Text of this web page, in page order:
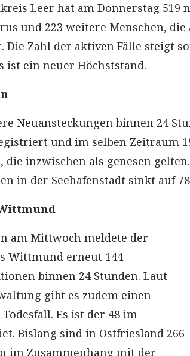
Leer hat am Donnerstag 519
und 223 weitere Menschen, die
Die Zahl der aktiven Fälle steigt
ist ein neuer Höchststand.
Neuansteckungen binnen 24
und im selben Zeitraum
die inzwischen als genesen
in der Seehafenstadt sinkt auf
am Mittwoch meldete der
Wittmund erneut 144
binnen 24 Stunden. Laut
gibt es zudem einen
Es ist der 48 im
Bislang sind in Ostfriesland 266
im Zusammenhang mit der